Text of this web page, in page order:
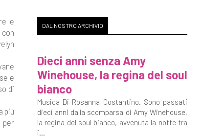
le
e
di
più
per
DAL NOSTRO ARCHIVIO
Dieci anni senza Amy
Winehouse, la regina del soul
bianco
Musica Di Rosanna Costantino. Sono passati
dieci anni dalla scomparsa di Amy Winehouse,
la regina del soul bianco, avvenuta la notte tra
i...